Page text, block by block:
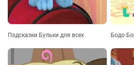
Подсказки Бульки для всех Бодо